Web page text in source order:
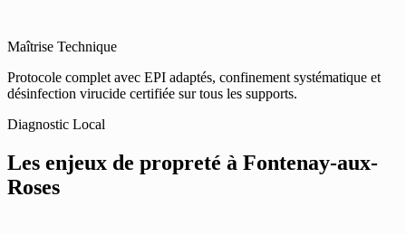
Maîtrise Technique
Protocole complet avec EPI adaptés, confinement systématique et
désinfection virucide certifiée sur tous les supports.
Diagnostic Local
Les enjeux de propreté à Fontenay-aux-
Roses